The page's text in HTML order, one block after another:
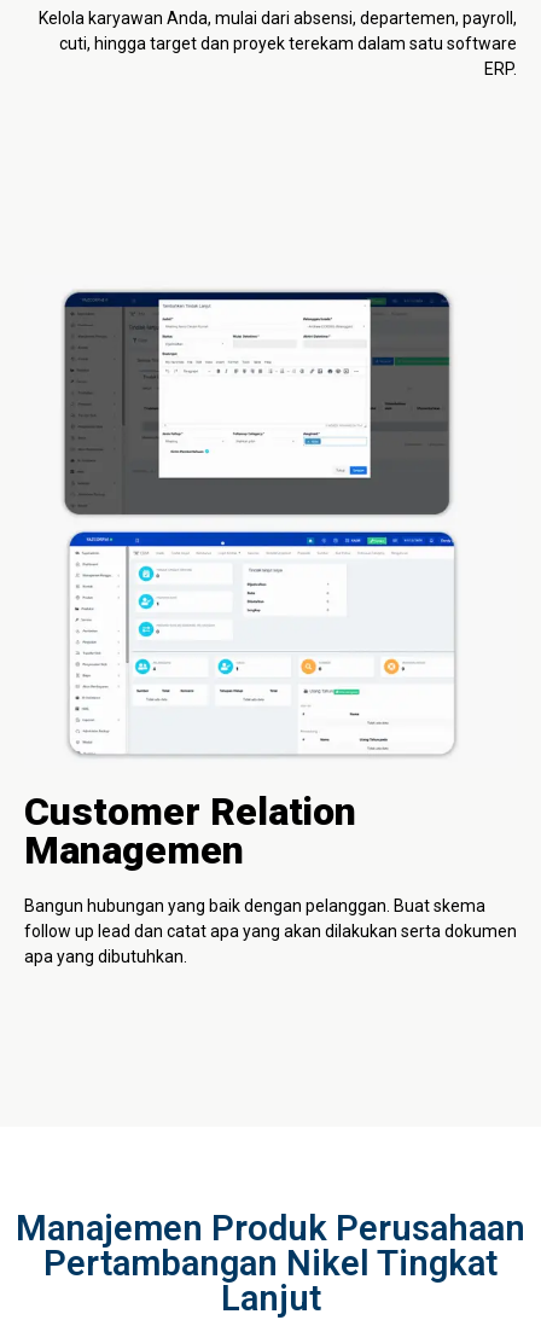
Kelola karyawan Anda, mulai dari absensi, departemen, payroll,
cuti, hingga target dan proyek terekam dalam satu software
ERP.
Customer Relation
Managemen
Bangun hubungan yang baik dengan pelanggan. Buat skema
follow up lead dan catat apa yang akan dilakukan serta dokumen
apa yang dibutuhkan.
Manajemen Produk Perusahaan
Pertambangan Nikel Tingkat
Lanjut